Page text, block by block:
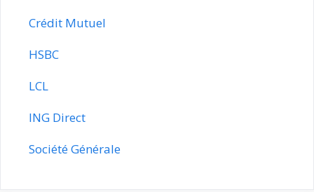
Crédit Mutuel
HSBC
LCL
ING Direct
Société Générale